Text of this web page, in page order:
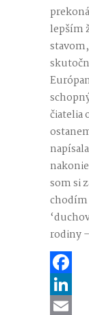
lepším
čiatelia
som si
chodím
rodiny
Facebook
LinkedIn